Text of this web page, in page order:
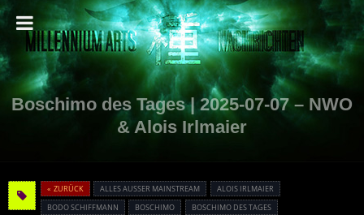
Boschimo des Tages | 2025-07-07 – NWO
& Alois Irlmaier
« ZURÜCK ALLES AUSSER MAINSTREAM
ALOIS IRLMAIER
BODO SCHIFFMANN
BOSCHIMO
BOSCHIMO DES TAGES